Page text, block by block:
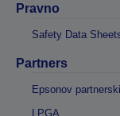
Pravno
Safety Data
Partners
Epsonov
LPGA